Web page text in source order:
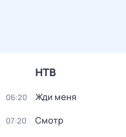
НТВ
06:20 Жди меня
07:20 Смотр